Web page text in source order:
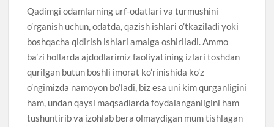
Qadimgi odamlarning urf-odatlari va turmushini
o’rganish uchun, odatda, qazish ishlari o’tkaziladi yoki
boshqacha qidirish ishlari amalga oshiriladi. Ammo
ba’zi hollarda ajdodlarimiz faoliyatining izlari toshdan
qurilgan butun boshli imorat ko’rinishida ko’z
o’ngimizda namoyon bo’ladi, biz esa uni kim qurganligini
ham, undan qaysi maqsadlarda foydalanganligini ham
tushuntirib va izohlab bera olmaydigan mum tishlagan